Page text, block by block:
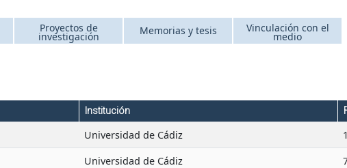
Proyectos de
investigación Memorias y tesis Vinculación con el
medio
Institución
Universidad de Cádiz
Universidad de Cádiz